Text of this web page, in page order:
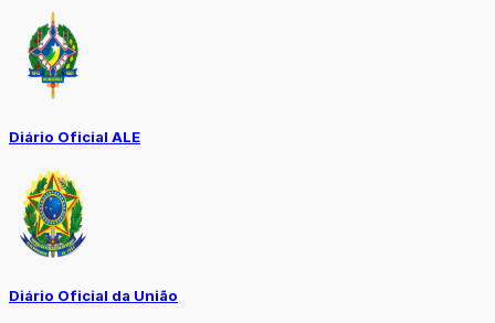
Diário Oficial ALE
Diário Oficial da União